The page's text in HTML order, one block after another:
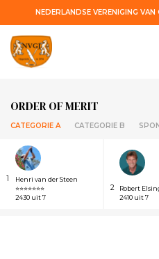
NEDERLANDSE VERENIGING
ORDER OF MERIT
CATEGORIE A CATEGORIE B
1
Henri van der Steen
⭐⭐⭐⭐⭐⭐⭐
2430 uit 7
2
Robert
2410 uit 7